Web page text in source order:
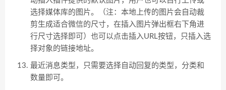
选择媒体库的图片。（注：本地上传的图片会自动裁
剪生成适合微信的尺寸，在插入图片弹出框右下角进
行尺寸选择即可）也可以点击插入URL按钮，只插入选
择对象的链接地址。
最近消息类型，只需要选择自动回复的类型，分类和
数量即可。